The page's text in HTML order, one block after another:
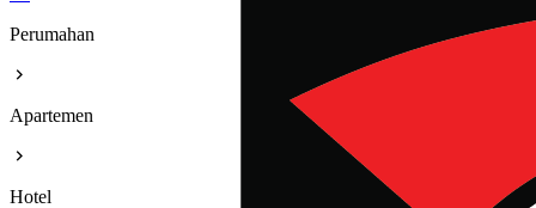
Perumahan
Apartemen
Hotel